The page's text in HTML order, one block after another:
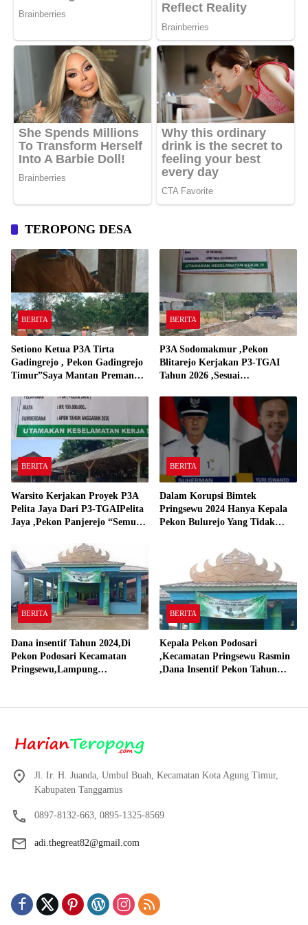
TEROPONG DESA
BERITA
Setiono Ketua P3A Tirta
Gadingrejo , Pekon Gadingrejo
Timur”Saya Mantan Preman
Gadingrejo Tahun 2000″
BERITA
P3A Sodomakmur ,Pekon
Blitarejo Kerjakan P3-TGAI
Tahun 2026 ,Sesuai
BERITA
Warsito Kerjakan Proyek P3A
Pelita Jaya Dari P3-TGAIPelita
Jaya ,Pekon Panjerejo “Semua
BERITA
Dalam Korupsi Bimtek
Pringsewu 2024 Hanya Kepala
Pekon Bulurejo Yang Tidak
BERITA
Dana insentif Tahun 2024,Di
Pekon Podosari Kecamatan
Pringsewu,Lampung
BERITA
Kepala Pekon Podosari
,Kecamatan Pringsewu Rasmin
,Dana Insentif Pekon Tahun
Jl. Ir. H. Juanda, Umbul Buah, Kecamatan Kota Agung Timur,
Kabupaten Tanggamus
0897-8132-663, 0895-1325-8569
adi.thegreat82@gmail.com